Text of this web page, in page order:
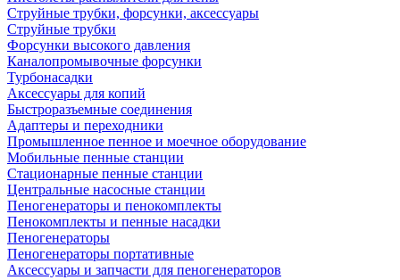
Струйные трубки, форсунки, аксессуары
Струйные трубки
Форсунки высокого давления
Каналопромывочные форсунки
Турбонасадки
Аксессуары для копий
Быстроразъемные соединения
Адаптеры и переходники
Промышленное пенное и моечное оборудование
Мобильные пенные станции
Стационарные пенные станции
Центральные насосные станции
Пеногенераторы и пенокомплекты
Пенокомплекты и пенные насадки
Пеногенераторы
Пеногенераторы портативные
Аксессуары и запчасти для пеногенераторов